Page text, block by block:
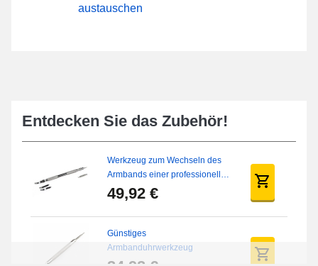
austauschen
Entdecken Sie das Zubehör!
Werkzeug zum Wechseln des
Armbands einer professionellen
Uhr
49,92 €
Günstiges
Armbanduhrwerkzeug